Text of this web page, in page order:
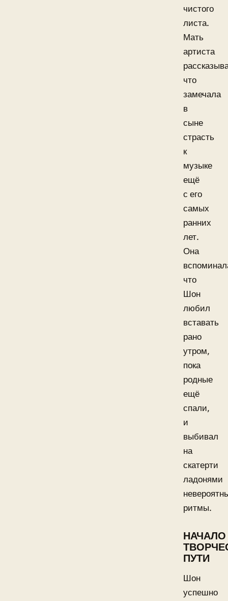
чистого
листа.
Мать
артиста
что
замечала
в
сыне
страсть
к
музыке
ещё
с его
самых
ранних
лет.
Она
что
Шон
любил
вставать
рано
утром,
пока
родные
ещё
спали,
и
выбивал
на
скатерти
ладонями
ритмы.
НАЧАЛО
ПУТИ
Шон
успешно